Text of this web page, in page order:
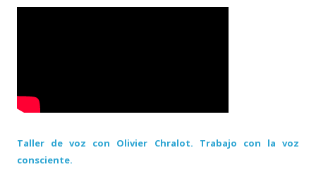
Taller de voz con Olivier Chralot. Trabajo con la voz
consciente.